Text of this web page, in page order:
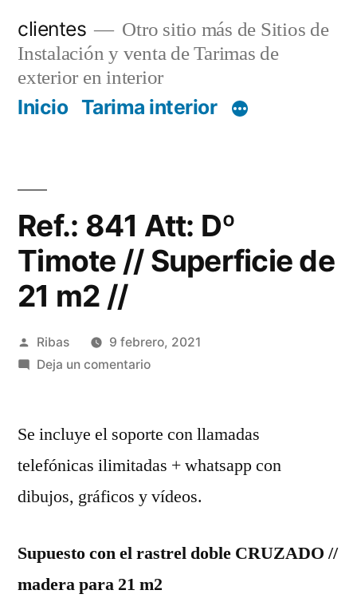
contenido
clientes
Otro sitio más de Sitios de
Instalación y venta de Tarimas de
exterior en interior
Inicio Tarima interior
Ref.: 841 Att: Dº
Timote // Superficie de
21 m2 //
Publicado
por
Ribas
9 febrero, 2021
Deja un comentarioen
Att:
Timote
//
m2
Se incluye el soporte con llamadas
telefónicas ilimitadas + whatsapp con
dibujos, gráficos y vídeos.
Supuesto con el rastrel doble CRUZADO //
madera para 21 m2